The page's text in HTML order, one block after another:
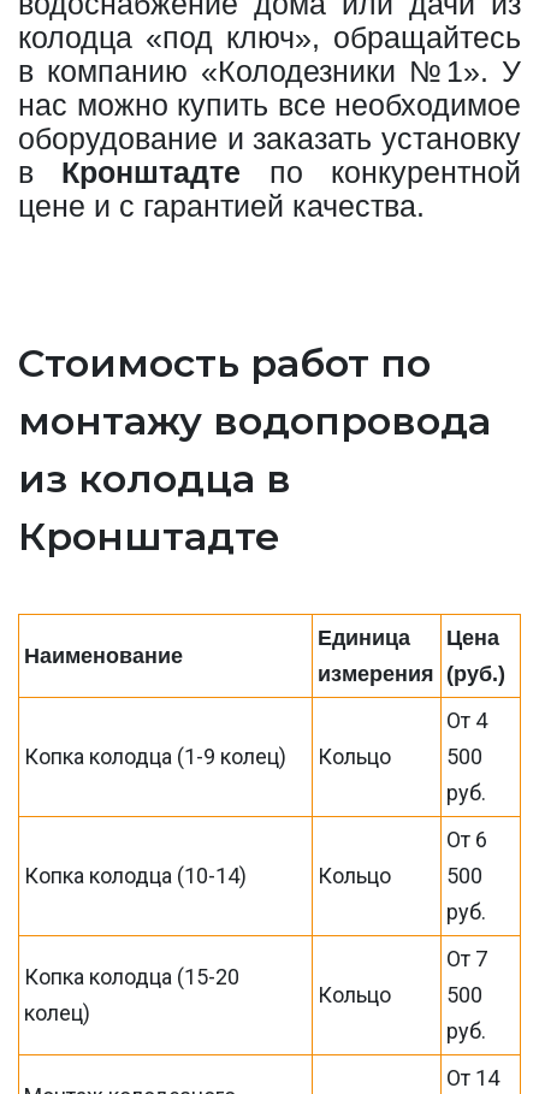
колодца «под ключ», обращайтесь
в компанию «Колодезники №1». У
нас можно купить все необходимое
оборудование и заказать установку
в Кронштадте по конкурентной
цене и с гарантией качества.
Стоимость работ по
монтажу водопровода
из колодца в
Кронштадте
Наименование
Единица
измерения
Цена
(руб.)
Копка колодца (1-9 колец) Кольцо
От 4
500
руб.
Копка колодца (10-14) Кольцо
От 6
500
руб.
Копка колодца (15-20
колец)
Кольцо
От 7
500
руб.
От 14